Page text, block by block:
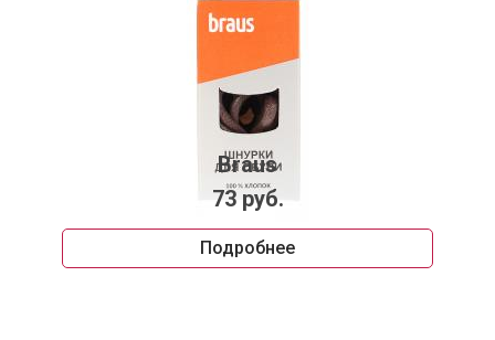
Braus
73 руб.
Подробнее